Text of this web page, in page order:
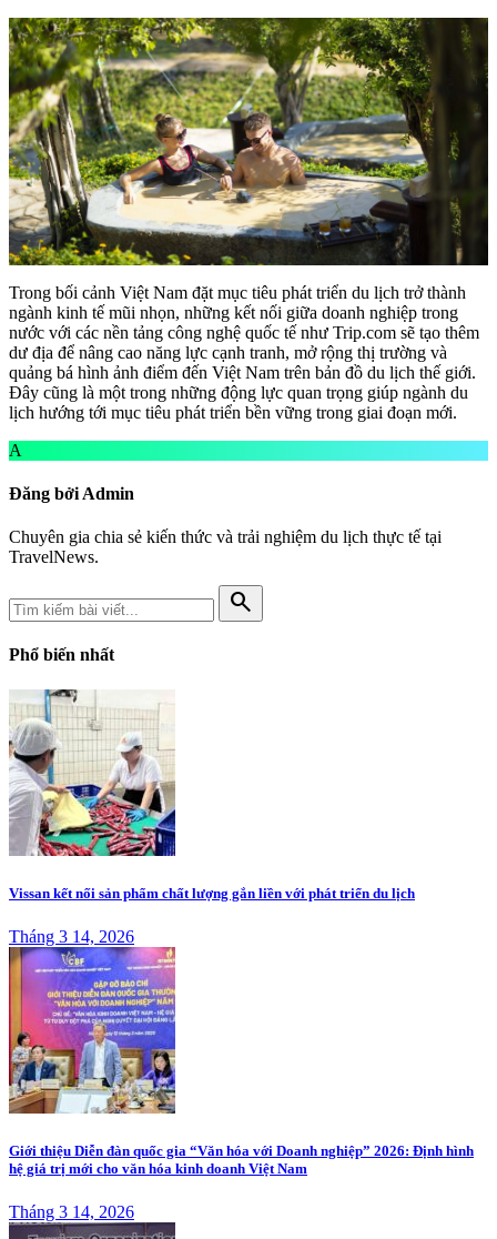
Trong bối cảnh Việt Nam đặt mục tiêu phát triển du lịch trở thành
ngành kinh tế mũi nhọn, những kết nối giữa doanh nghiệp trong
nước với các nền tảng công nghệ quốc tế như Trip.com sẽ tạo thêm
dư địa để nâng cao năng lực cạnh tranh, mở rộng thị trường và
quảng bá hình ảnh điểm đến Việt Nam trên bản đồ du lịch thế giới.
Đây cũng là một trong những động lực quan trọng giúp ngành du
lịch hướng tới mục tiêu phát triển bền vững trong giai đoạn mới.
A
Đăng bởi Admin
Chuyên gia chia sẻ kiến thức và trải nghiệm du lịch thực tế tại
TravelNews.
search
Phổ biến nhất
Vissan kết nối sản phẩm chất lượng gắn liền với phát triển du lịch
Tháng 3 14, 2026
Giới thiệu Diễn đàn quốc gia “Văn hóa với Doanh nghiệp” 2026: Định hình
hệ giá trị mới cho văn hóa kinh doanh Việt Nam
Tháng 3 14, 2026